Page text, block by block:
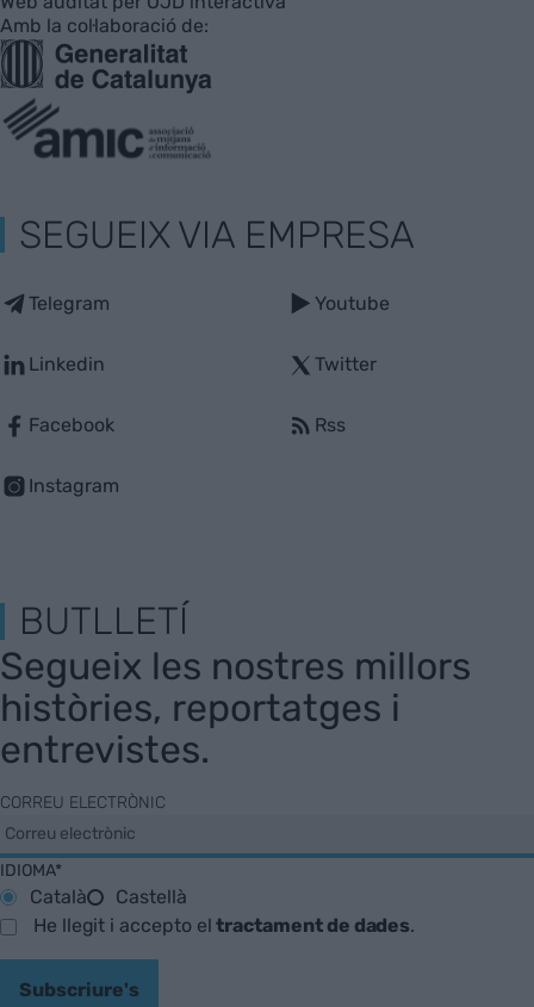
Amb la col·laboració de:
SEGUEIX VIA EMPRESA
Telegram
Linkedin
Facebook
Instagram
Youtube
Twitter
Rss
BUTLLETÍ
Segueix les nostres millors
històries, reportatges i
entrevistes.
CORREU ELECTRÒNIC
IDIOMA*
Català
Castellà
He llegit i accepto eltractament de dades.
Subscriure's